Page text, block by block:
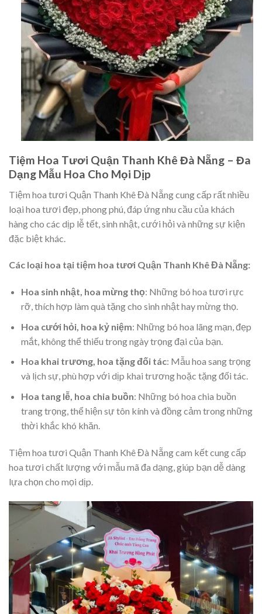
Tiệm Hoa Tươi Quận Thanh Khê Đà Nẵng – Đa
Dạng Mẫu Hoa Cho Mọi Dịp
Tiệm hoa tươi Quận Thanh Khê Đà Nẵng cung cấp rất nhiều
loại hoa tươi đẹp, phong phú, đáp ứng nhu cầu của khách
hàng cho các dịp lễ tết, sinh nhật, cưới hỏi và những sự kiện
đặc biệt khác.
Các loại hoa tại tiệm hoa tươi Quận Thanh Khê Đà Nẵng:
Hoa sinh nhật, hoa mừng thọ: Những bó hoa tươi rực
rỡ, thích hợp làm quà tặng cho sinh nhật hay mừng thọ.
Hoa cưới hỏi, hoa kỷ niệm: Những bó hoa lãng mạn, đẹp
mắt, không thể thiếu trong ngày trọng đại của bạn.
Hoa khai trương, hoa tặng đối tác: Mẫu hoa sang trọng
và lịch sự, phù hợp với dịp khai trương hoặc tặng đối tác.
Hoa tang lễ, hoa chia buồn: Những bó hoa chia buồn
trang trọng, thể hiện sự tôn kính và đồng cảm trong những
thời khắc khó khăn.
Tiệm hoa tươi Quận Thanh Khê Đà Nẵng cam kết cung cấp
hoa tươi chất lượng với mẫu mã đa dạng, giúp bạn dễ dàng
lựa chọn cho mọi dịp.